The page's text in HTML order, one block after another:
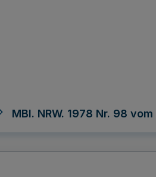
MBl. NRW. 1978 Nr. 98 vom